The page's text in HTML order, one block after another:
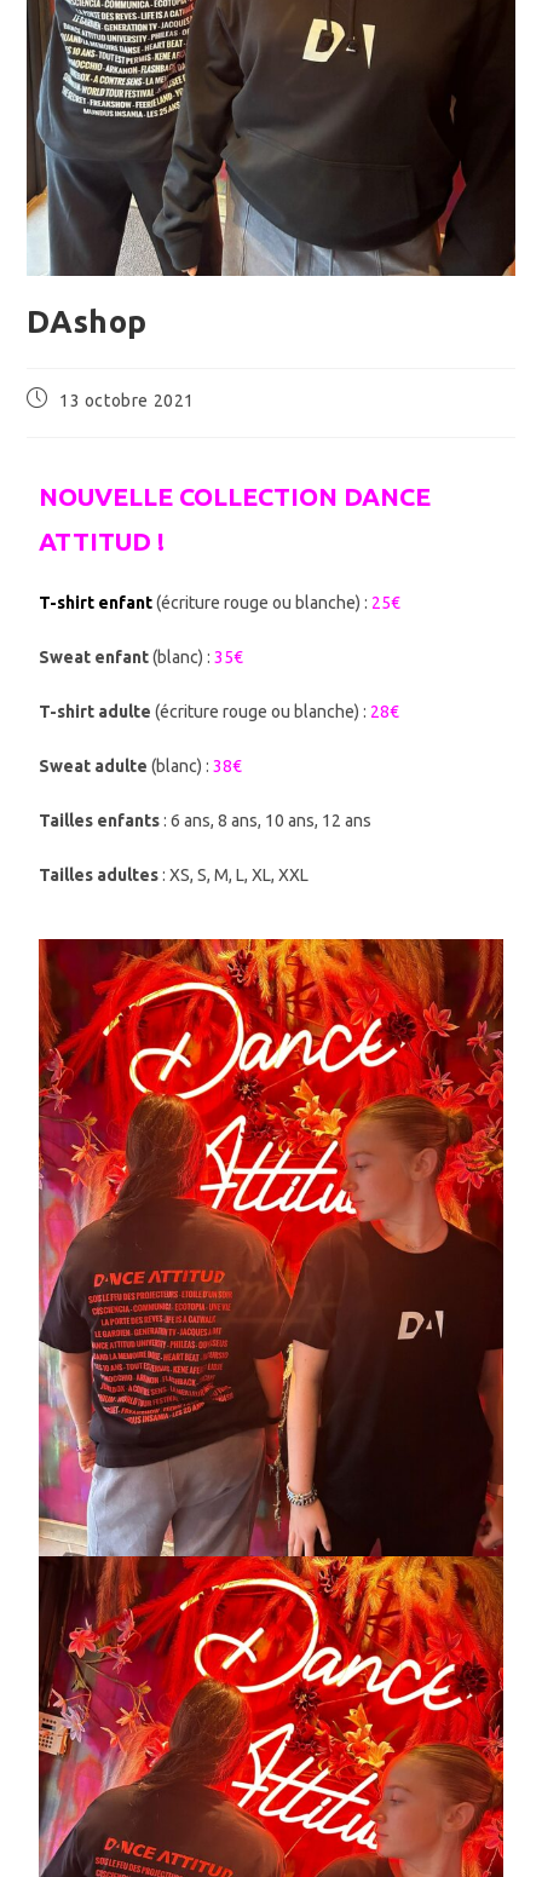
DAshop
13 octobre 2021
NOUVELLE COLLECTION DANCE
ATTITUD !
T-shirt enfant(écriture rouge ou blanche) : 25€
Sweat enfant(blanc) :35€
T-shirt adulte (écriture rouge ou blanche) : 28€
Sweat adulte (blanc) :38€
Tailles enfants: 6 ans, 8 ans, 10 ans, 12 ans
Tailles adultes: XS, S, M, L, XL, XXL